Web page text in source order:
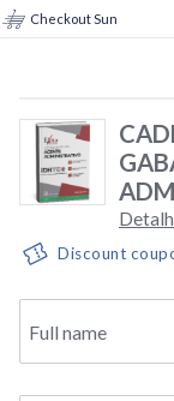
Checkout Sun
Discount
Full name